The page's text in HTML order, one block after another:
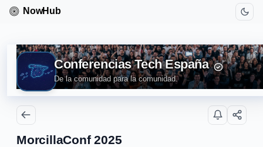
Conferencias Tech España
De la comunidad para la comunidad.
MorcillaConf 2025